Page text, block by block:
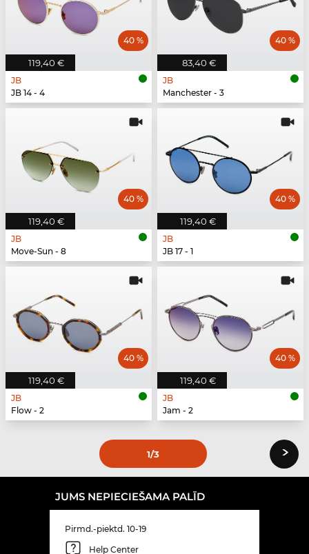
119,40 €
40 %
JB
JB 14 - 4
83,40 €
40 %
JB
Manchester - 3
119,40 €
40 %
JB
Move-Sun - 8
119,40 €
40 %
JB
JB 17 - 1
119,40 €
40 %
JB
Flow - 2
119,40 €
40 %
JB
Jam - 2
1/3 ›
JUMS NEPIECIEŠAMA PALĪD
Pirmd.-piektd. 10-19
Help Center